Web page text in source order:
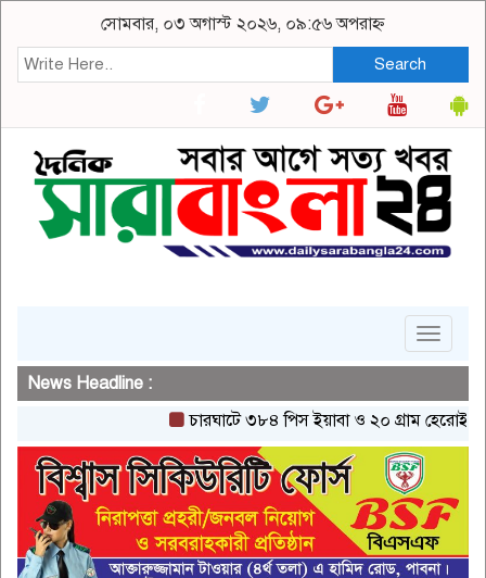
সোমবার, ০৩ অগাস্ট ২০২৬, ০৯:৫৬ অপরাহ্ন
Search
Toggle
News Headline :
চারঘাটে ৩৮৪ পিস ইয়াবা ও ২০ গ্রাম হেরোইনসহ